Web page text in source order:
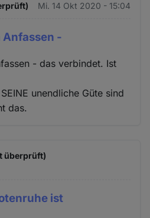
Mi. 14 Okt 2020 - 15:04
Anfassen -
- das verbindet. Ist
unendliche Güte sind
das.
überprüft)
ist